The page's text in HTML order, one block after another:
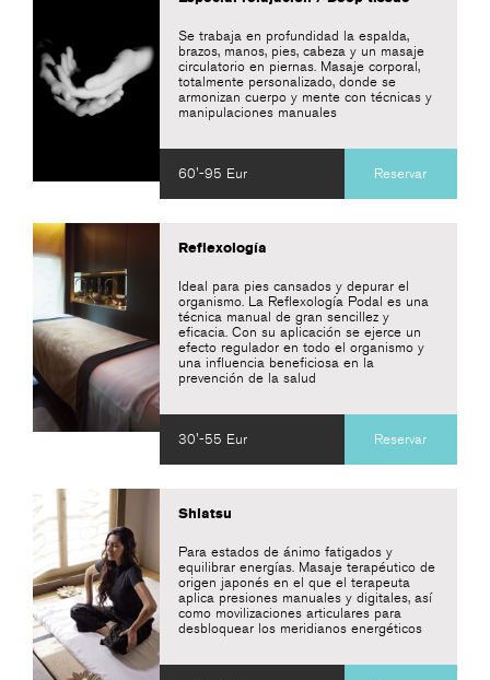
Se trabaja en profundidad la espalda,
brazos, manos, pies, cabeza y un masaje
circulatorio en piernas. Masaje corporal,
totalmente personalizado, donde se
armonizan cuerpo y mente con técnicas y
manipulaciones manuales
60'-95 Eur Reservar
Reflexología
Ideal para pies cansados y depurar el
organismo. La Reflexología Podal es una
técnica manual de gran sencillez y
eficacia. Con su aplicación se ejerce un
efecto regulador en todo el organismo y
una influencia beneficiosa en la
prevención de la salud
30'-55 Eur Reservar
Shiatsu
Para estados de ánimo fatigados y
equilibrar energías. Masaje terapéutico de
origen japonés en el que el terapeuta
aplica presiones manuales y digitales, así
como movilizaciones articulares para
desbloquear los meridianos energéticos